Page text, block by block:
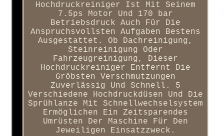
Hochdruckreiniger Ist Mit Seinem
7.5ps Motor Und 170 bar
Betriebsdruck Auch Für Die
Anspruchsvollsten Aufgaben Bestens
Ausgestattet. Ob Dachreinigung,
Steinreinigung Oder
Fahrzeugreinigung, Dieser
Hochdruckreiniger Entfernt Die
Gröbsten Verschmutzungen
Zuverlässig Und Schnell. 5
Verschiedene Hochdruckdüsen Und Die
Sprühlanze Mit Schnellwechselsystem
Ermöglichen Ein Zeitsparendes
Umrüsten Der Maschine Für Den
Jeweiligen Einsatzzweck.